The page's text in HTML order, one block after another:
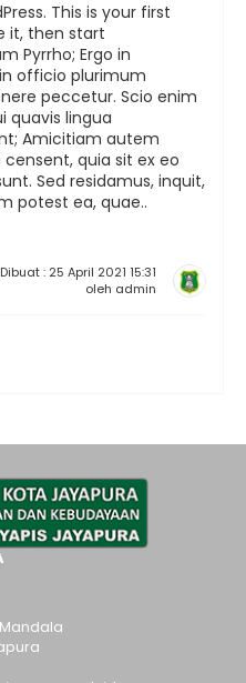
This is your first
it, then start
Pyrrho; Ergo in
officio plurimum
peccetur. Scio enim
quavis lingua
Amicitiam autem
quia sit ex eo
Sed residamus, inquit,
potest ea, quae..
Dibuat : 25 April 2021 15:31
oleh admin